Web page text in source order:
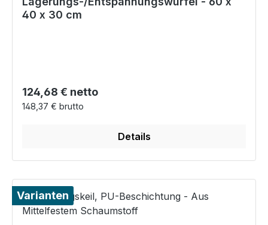
40 x 30 cm
Regulärer Preis:
124,68 € netto
148,37 € brutto
Details
Varianten